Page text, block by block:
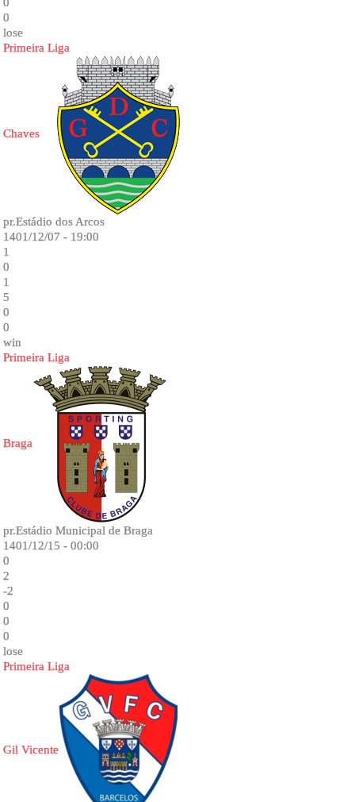
0
lose
Primeira Liga
Chaves
pr.Estádio dos Arcos
1401/12/07 - 19:00
1
0
1
5
0
0
win
Primeira Liga
Braga
pr.Estádio Municipal de Braga
1401/12/15 - 00:00
0
2
-2
0
0
0
lose
Primeira Liga
Gil Vicente